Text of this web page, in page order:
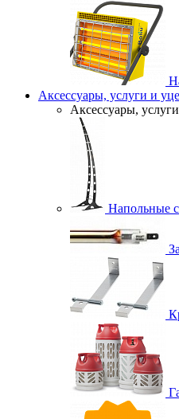
Аксессуары, услуги и
Аксессуары,
Напольные